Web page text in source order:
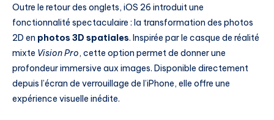
Outre le retour des onglets, iOS 26 introduit une
fonctionnalité spectaculaire : la transformation des photos
2D en photos 3D spatiales. Inspirée par le casque de réalité
mixte Vision Pro, cette option permet de donner une
profondeur immersive aux images. Disponible directement
depuis l’écran de verrouillage de l’iPhone, elle offre une
expérience visuelle inédite.